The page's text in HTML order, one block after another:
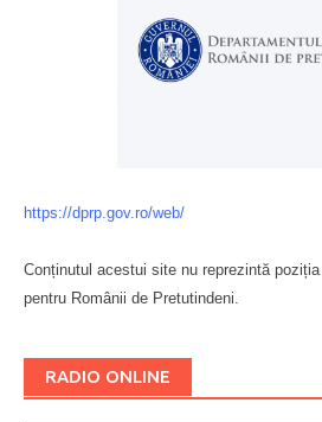
https://dprp.gov.ro/web/
Conținutul acestui site nu reprezintă
pentru Românii de Pretutindeni.
RADIO ONLINE